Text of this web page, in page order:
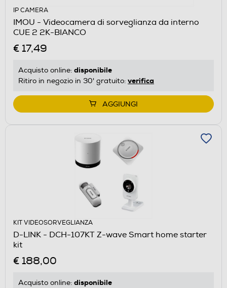
IP CAMERA
IMOU - Videocamera di sorveglianza da interno
CUE 2 2K-BIANCO
€ 17,49
Acquisto online: disponibile
Ritiro in negozio in 30' gratuito: verifica
AGGIUNGI
KIT VIDEOSORVEGLIANZA
D-LINK - DCH-107KT Z-wave Smart home starter
kit
€ 188,00
Acquisto online: disponibile